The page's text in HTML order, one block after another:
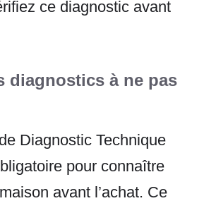
ce diagnostic avant
diagnostics à ne pas
Diagnostic Technique
pour connaître
avant l’achat. Ce